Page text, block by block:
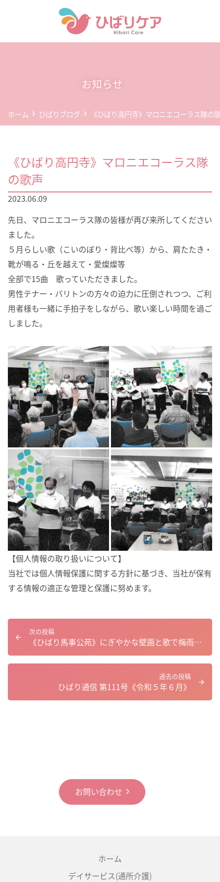
デイサービス(通所介護)
企業情報
個人情報保護方針
お知らせ
ホーム ひばりブログ 《ひばり高円寺》マロニエコーラス隊の
《ひばり高円寺》マロニエコーラス隊
の歌声
2023.06.09
先日、マロニエコーラス隊の皆様が再び来所してください
ました。
５月らしい歌（こいのぼり・背比べ等）から、肩たたき・
靴が鳴る・丘を越えて・愛燦燦等
全部で15曲 歌っていただきました。
男性テナー・バリトンの方々の迫力に圧倒されつつ、ご利
用者様も一緒に手拍子をしながら、歌い楽しい時間を過ご
しました。
【個人情報の取り扱いについて】
当社では個人情報保護に関する方針に基づき、当社が保有
する情報の適正な管理と保護に努めます。
過去の投稿
ひばり通信 第111号《令和５年６月》
次の投稿
《ひばり馬事公苑》にぎやかな壁画と歌で梅雨を楽しむ
お問い合わせ
ホーム
デイサービス(通所介護)